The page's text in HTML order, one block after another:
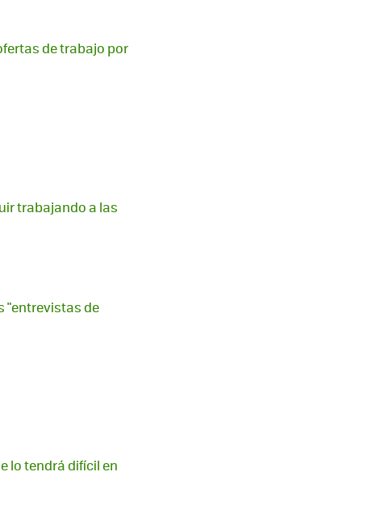
de trabajo por
trabajando a las
"entrevistas de
lo tendrá difícil en